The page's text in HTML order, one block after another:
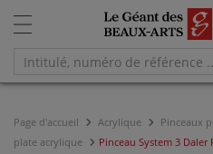
Page d'accueil Acrylique Pinceaux
plate acrylique
Pinceau System 3